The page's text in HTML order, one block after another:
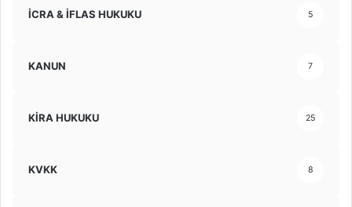
İCRA & İFLAS HUKUKU 5
KANUN 7
KİRA HUKUKU 25
KVKK 8